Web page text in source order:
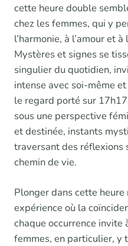
cette heure double
chez les femmes, qui y
l’harmonie, à l’amour et
Mystères et signes se
singulier du quotidien,
intense avec soi-même
le regard porté sur
sous une perspective
et destinée, instants
traversant des réflexions
chemin de vie.
Plonger dans cette heure
expérience où la
chaque occurrence invite
femmes, en particulier, y